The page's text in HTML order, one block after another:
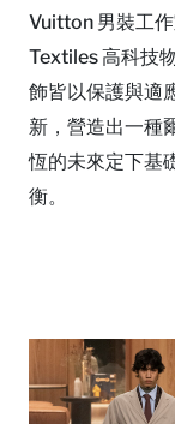
Vuitton 男裝工
Textiles 高科技
飾皆以保護與適
新，營造出一種
恆的未來定下基
衡。